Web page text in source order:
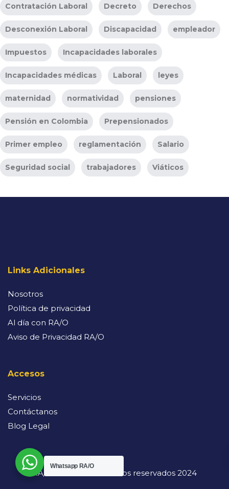
Contratación Laboral Decreto Derechos
Desconexión Laboral Discapacidad empleador
Impuestos Incapacidades laborales
Incapacidades médicas Laboral leyes
maternidad normatividad pensiones
Pensión en Colombia Prepensionados
Primer empleo reglamentación Salario
Seguridad social trabajadores Viáticos
Links Adicionales
Nosotros
Política de privacidad
Al día con RA/O
Aviso de Privacidad RA/O
Accesos
Servicios
Contáctanos
Blog Legal
RA/O. Todos los derechos reservados 2024
Whatsapp RA/O